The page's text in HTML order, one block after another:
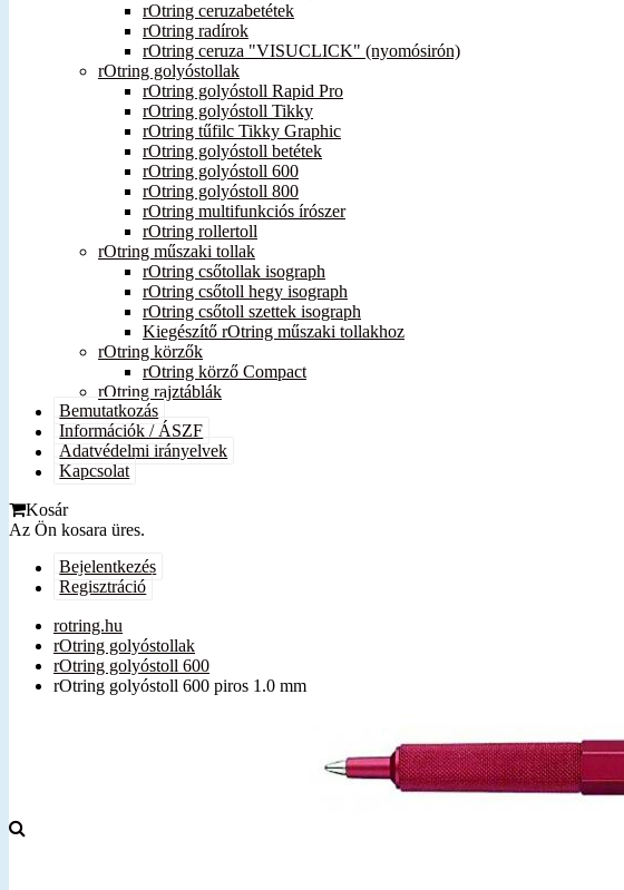
rOtring ceruzabetétek
rOtring radírok
rOtring ceruza "VISUCLICK" (nyomósirón)
rOtring golyóstollak
rOtring golyóstoll Rapid Pro
rOtring golyóstoll Tikky
rOtring tűfilc Tikky Graphic
rOtring golyóstoll betétek
rOtring golyóstoll 600
rOtring golyóstoll 800
rOtring multifunkciós írószer
rOtring rollertoll
rOtring műszaki tollak
rOtring csőtollak isograph
rOtring csőtoll hegy isograph
rOtring csőtoll szettek isograph
Kiegészítő rOtring műszaki tollakhoz
rOtring körzők
rOtring körző Compact
rOtring rajztáblák
Bemutatkozás
Információk / ÁSZF
Adatvédelmi irányelvek
Kapcsolat
Kosár
Az Ön kosara üres.
Bejelentkezés
Regisztráció
rotring.hu
rOtring golyóstollak
rOtring golyóstoll 600
rOtring golyóstoll 600 piros 1.0 mm